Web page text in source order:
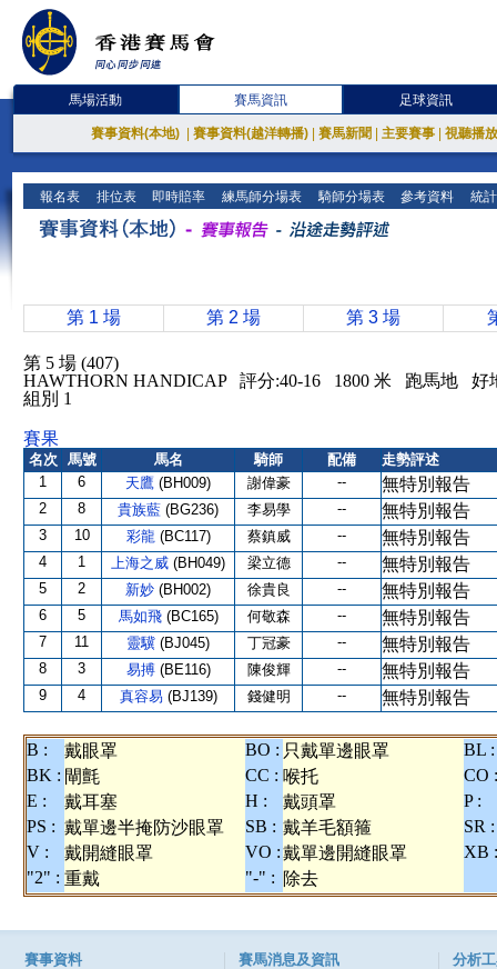
馬場活動 賽馬資訊 足球資訊
賽事資料(本地) 賽事資料(越洋轉播) 賽馬新聞 主要賽事 視聽播
報名表 排位表 即時賠率 練馬師分場表 騎師分場表 參考資料 統
第 1 場 第 2 場 第 3 場
第 5 場 (407)
HAWTHORN HANDICAP 評分:40-16 1800 米 跑馬地 好
組別 1
賽果
名次 馬號 馬名 騎師 配備
走勢評述
1
6 天鷹 (BH009) 謝偉豪 -- 無特別報告
2 8 貴族藍 (BG236) 李易學 -- 無特別報告
3 10 彩龍 (BC117) 蔡鎮威 -- 無特別報告
4 1 上海之威 (BH049) 梁立德 -- 無特別報告
5 2 新妙 (BH002) 徐貴良 -- 無特別報告
6 5 馬如飛 (BC165) 何敬森 -- 無特別報告
7 11 靈驥 (BJ045) 丁冠豪 -- 無特別報告
8 3 易搏 (BE116) 陳俊輝 -- 無特別報告
9 4 真容易 (BJ139) 錢健明 -- 無特別報告
B : 戴眼罩 BO : 只戴單邊眼罩
BL :
BK : 閘氈 CC : 喉托
CO :
E :
戴耳塞 H : 戴頭罩
P :
PS : 戴單邊半掩防沙眼罩 SB : 戴羊毛額箍
SR :
V :
戴開縫眼罩 VO :戴單邊開縫眼罩
XB :
"2" : 重戴 "-" : 除去
賽事資料 賽馬消息及資訊 分析